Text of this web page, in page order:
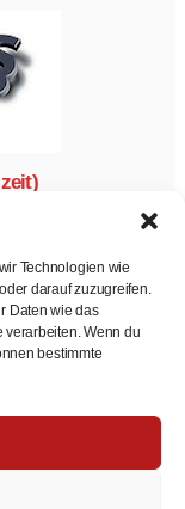
Technologien wie
darauf zuzugreifen.
Daten wie das
verarbeiten. Wenn du
bestimmte